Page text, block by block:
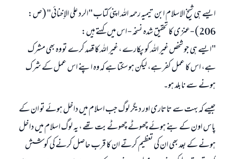
ایسے ہی شیخ الاسلام ابن تیمیہ رحمہ اللہ اپنی کتاب "الرد على الإخنائي" (ص:
206) -عنزی کا تحقیق شدہ نسخہ -اس میں کہتے ہیں:
"ایسے ہی جو شخص غیر اللہ کو پکارے ، غیر اللہ کا قصد کرے تو وہ بھی مشرک
ہے، اس کا عمل کفر ہے، لیکن ہو سکتا ہے کہ وہ اپنے اس عمل کے شرک
ہونے سے نابلد ہو۔
جیسے کہ بہت سے تاتاری اور دیگر لوگ جب اسلام میں داخل ہوئے تو ان کے
پاس اون کے بنے ہوئے چھوٹے چھوٹے بت تھے ، یہ لوگ اسلام میں داخل
ہونے کے بعد بھی ان کی تعظیم کرتے ان کا قرب حاصل کرنے کی کوشش